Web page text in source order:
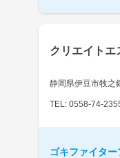
クリエイトエ
静岡県伊豆市牧之
TEL: 0558-74-
ゴキファイタ